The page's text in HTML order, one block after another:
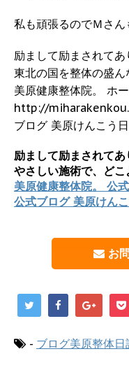
私も頑張るのでＭさん
励まして励まされてあ
東北の国を整体の盛ん
美原健康整体院。 ホ
http://
ブログ 美原けんこう
励まして励まされてあ
やさしい施術で、どこ
美原健康整体院。 公
公式ブログ 美原けん
お
- ブログ美原整体日